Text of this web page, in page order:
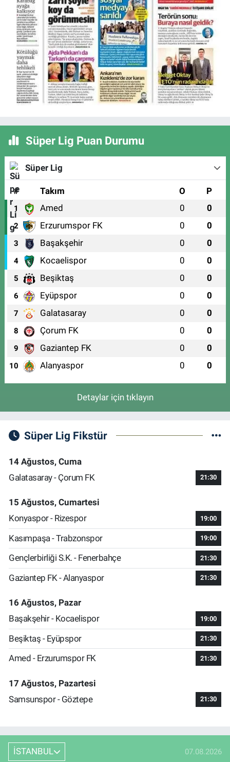
Süper Lig Puan Durumu
Süper Lig
# Takım O P
1 Amed 0 0
2 Erzurumspor FK 0 0
3 Başakşehir 0 0
4 Kocaelispor 0 0
5 Beşiktaş 0 0
6 Eyüpspor 0 0
7 Galatasaray 0 0
8 Çorum FK 0 0
9 Gaziantep FK 0 0
10 Alanyaspor 0 0
Detaylar için tıklayın
Süper Lig Fikstür
14 Ağustos, Cuma
Galatasaray - Çorum FK
21:30
15 Ağustos, Cumartesi
Konyaspor - Rizespor
19:00
Kasımpaşa - Trabzonspor 19:00
Gençlerbirliği S.K. - Fenerbahçe 21:30
Gaziantep FK - Alanyaspor 21:30
16 Ağustos, Pazar
Başakşehir - Kocaelispor
19:00
Beşiktaş - Eyüpspor 21:30
Amed - Erzurumspor FK 21:30
17 Ağustos, Pazartesi
Samsunspor - Göztepe
21:30
İSTANBUL 07.08.2026